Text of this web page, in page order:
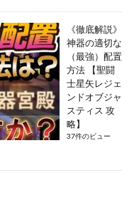
《徹底解説》
神器の適切な
（最強）配置
方法 【聖闘
士星矢レジェ
ンドオブジャ
スティス 攻
略】
37件のビュー